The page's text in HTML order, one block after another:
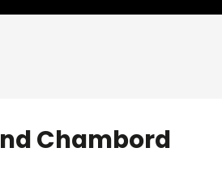
Chambord